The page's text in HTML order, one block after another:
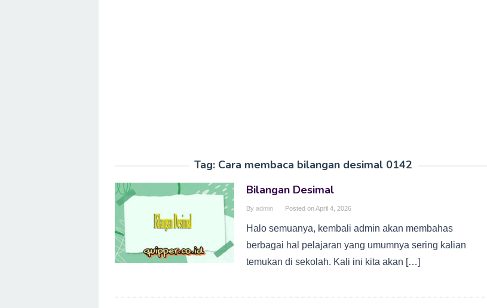
Tag: Cara membaca bilangan desimal 0142
Bilangan Desimal
By admin Posted onApril 4, 2026
Halo semuanya, kembali admin akan membahas
berbagai hal pelajaran yang umumnya sering kalian
temukan di sekolah. Kali ini kita akan […]